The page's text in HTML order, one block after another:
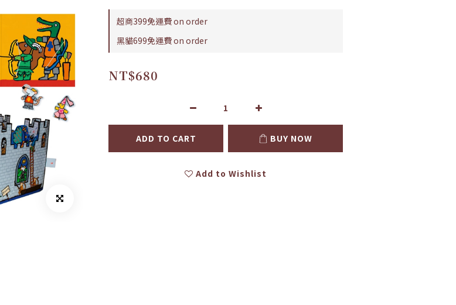
超商399免運費 on order
黑貓699免運費 on order
NT$680
ADD TO CART BUY NOW
Add to Wishlist